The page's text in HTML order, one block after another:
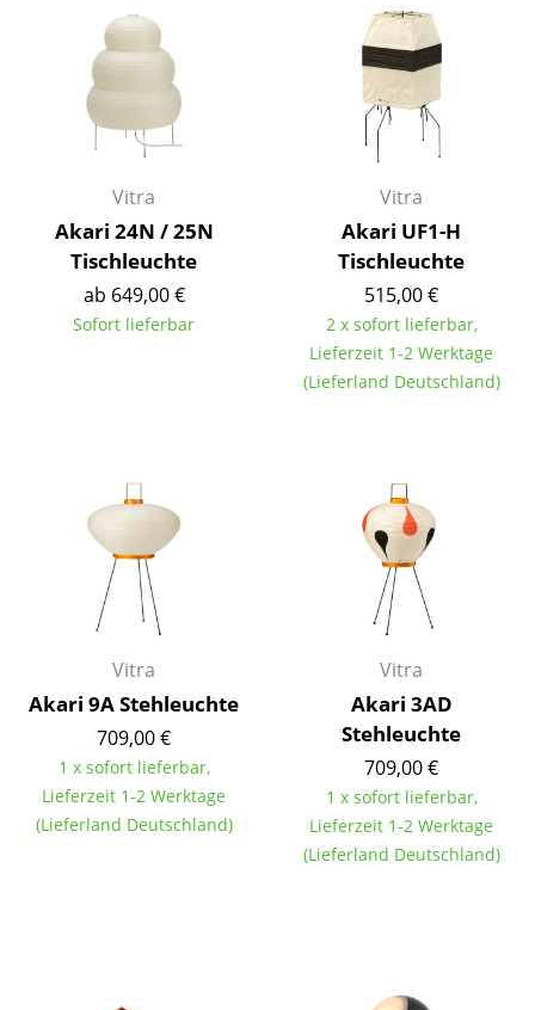
Couchtische
Schreibtische
Sekretäre & PC-Tische
Stehtische & Stehpulte
Kindertische
Gartentische
Aufbewahren
Regale & Schränke
Bücherregale
Wandregale
Sideboards & Kommoden
TV Möbel
Beistell- & Rollcontainer
Vitra
Akari 24N / 25N
Tischleuchte
ab 649,00 €
Sofort lieferbar
Vitra
Akari UF1-H
Tischleuchte
515,00 €
2 x sofort lieferbar,
Lieferzeit 1-2 Werktage
(Lieferland Deutschland)
Vitra
Akari 9A Stehleuchte
709,00 €
1 x sofort lieferbar,
Lieferzeit 1-2 Werktage
(Lieferland Deutschland)
Vitra
Akari 3AD
Stehleuchte
709,00 €
1 x sofort lieferbar,
Lieferzeit 1-2 Werktage
(Lieferland Deutschland)